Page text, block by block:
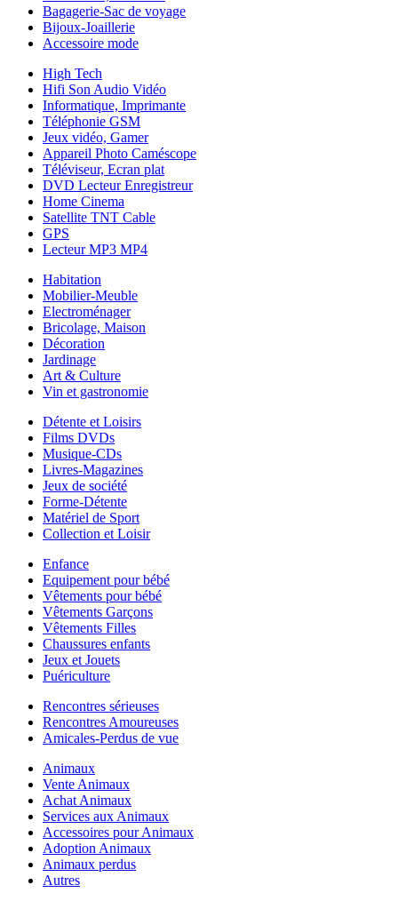
Bagagerie-Sac de voyage
Bijoux-Joaillerie
Accessoire mode
High Tech
Hifi Son Audio Vidéo
Informatique, Imprimante
Téléphonie GSM
Jeux vidéo, Gamer
Appareil Photo Caméscope
Téléviseur, Ecran plat
DVD Lecteur Enregistreur
Home Cinema
Satellite TNT Cable
GPS
Lecteur MP3 MP4
Habitation
Mobilier-Meuble
Electroménager
Bricolage, Maison
Décoration
Jardinage
Art & Culture
Vin et gastronomie
Détente et Loisirs
Films DVDs
Musique-CDs
Livres-Magazines
Jeux de société
Forme-Détente
Matériel de Sport
Collection et Loisir
Enfance
Equipement pour bébé
Vêtements pour bébé
Vêtements Garçons
Vêtements Filles
Chaussures enfants
Jeux et Jouets
Puériculture
Rencontres sérieuses
Rencontres Amoureuses
Amicales-Perdus de vue
Animaux
Vente Animaux
Achat Animaux
Services aux Animaux
Accessoires pour Animaux
Adoption Animaux
Animaux perdus
Autres